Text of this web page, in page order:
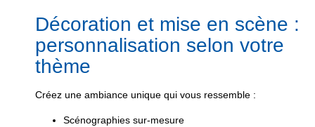
Décoration et mise en scène :
personnalisation selon votre
thème
Créez une ambiance unique qui vous ressemble :
Scénographies sur-mesure